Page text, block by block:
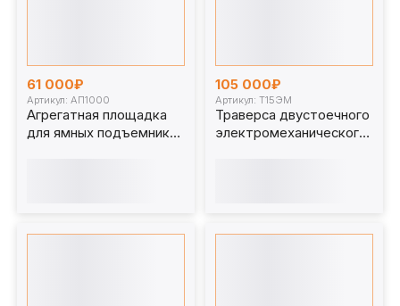
61 000₽
Артикул: АП1000
Агрегатная площадка
для ямных подъемников
105 000₽
Артикул: Т15ЭМ
Траверса двустоечного
электромеханического